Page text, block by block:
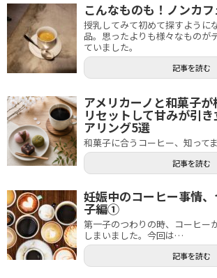
こんなものも！ノンカ
授乳してみて初めて探すように
品。思ったよりも様々なものが
ていました。
記事を読む
アメリカーノと和菓子
リセットして甘みが引
アリング5選
和菓子に合うコーヒー、知って
記事を読む
妊娠中のコーヒー事情
子編①
第一子のつわりの時、コーヒー
しまいました。今回は…
記事を読む